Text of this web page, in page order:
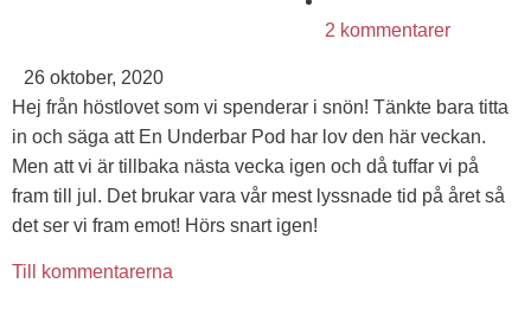
2 kommentarer
26 oktober, 2020
Hej från höstlovet som vi spenderar i snön! Tänkte bara titta
in och säga att En Underbar Pod har lov den här veckan.
Men att vi är tillbaka nästa vecka igen och då tuffar vi på
fram till jul. Det brukar vara vår mest lyssnade tid på året så
det ser vi fram emot! Hörs snart igen!
Till kommentarerna